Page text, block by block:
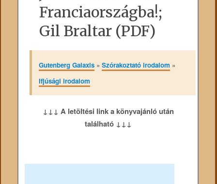
Franciaországba!;
Gil Braltar (PDF)
Gutenberg Galaxis» Szórakoztató irodalom »
Ifjúsági irodalom
↓↓↓ A letöltési link a könyvajánló után
található ↓↓↓